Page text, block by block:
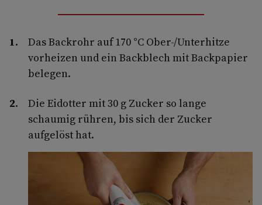
Das Backrohr auf 170 °C Ober-/Unterhitze
vorheizen und ein Backblech mit Backpapier
belegen.
Die Eidotter mit 30 g Zucker so lange
schaumig rühren, bis sich der Zucker
aufgelöst hat.